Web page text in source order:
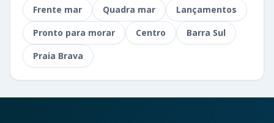
Frente mar Quadra mar
Lançamentos
Pronto para morar
Centro
Barra Sul
Praia Brava